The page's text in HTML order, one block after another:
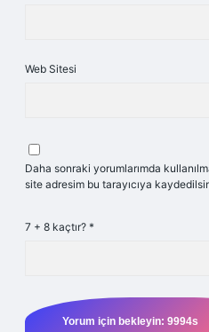
Web Sitesi
Daha sonraki yorumlarımda
site adresim bu tarayıcıya
7 + 8 kaçtır? *